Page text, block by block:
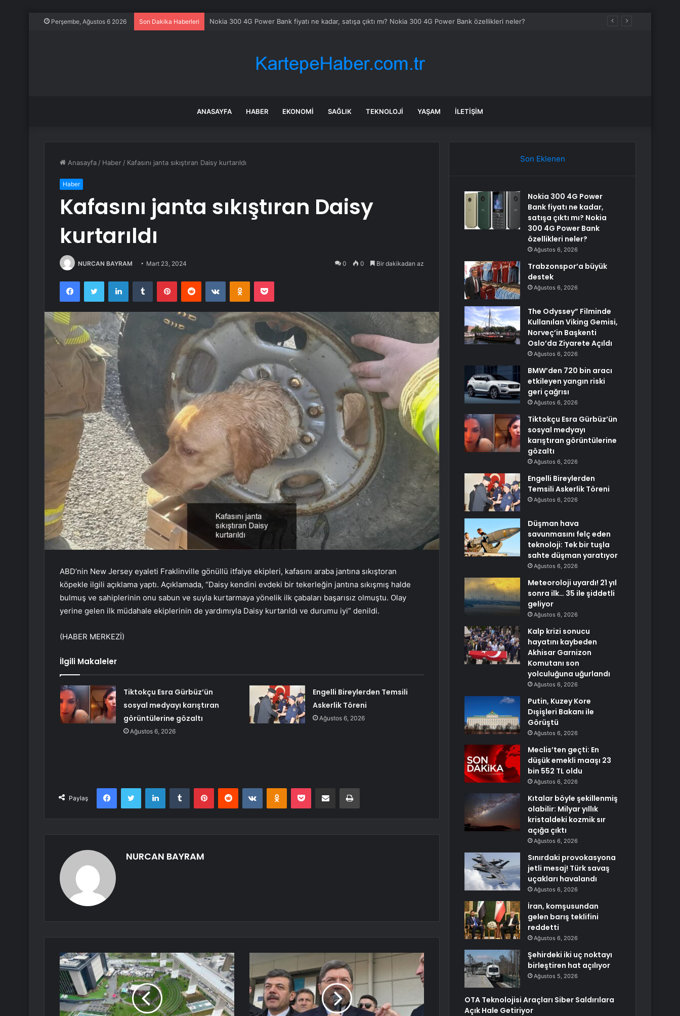
Perşembe, Ağustos 6 2026 Son Dakika Haberleri Trabzonspor’a büyük destek
ANASAYFA HABER EKONOMI SAĞLIK TEKNOLOJI YAŞAM İLETIŞIM
Anasayfa / Haber / Kafasını janta sıkıştıran Daisy kurtarıldı
Haber
Kafasını janta sıkıştıran Daisy
kurtarıldı
NURCAN BAYRAM Mart 23, 2024 0 0 Bir dakikadan az
FacebookTwitter LinkedInTumblr PinterestReddit VKontakteOdnoklassniki
Pocket
ABD’nin New Jersey eyaleti Fraklinville gönüllü itfaiye ekipleri, kafasını araba jantına sıkıştoran
köpekle ilgili açıklama yaptı. Açıklamada, “Daisy kendini evdeki bir tekerleğin jantına sıkışmış halde
bulmuş ve sahiplerinin onu sabun ve suyla kurtarmaya yönelik ilk çabaları başarısız olmuştu. Olay
yerine gelen ilk müdahale ekiplerinin de yardımıyla Daisy kurtarıldı ve durumu iyi” denildi.
(HABER MERKEZİ)
İlgili Makaleler
Tiktokçu Esra Gürbüz’ün
sosyal medyayı karıştıran
görüntülerine gözaltı
Ağustos 6, 2026
Engelli Bireylerden Temsili
Askerlik Töreni
Ağustos 6, 2026
Paylaş
FacebookTwitter LinkedInTumblr PinterestReddit VKontakteOdnoklassniki
Pocket E-Posta ile paylaş Yazdır
NURCAN BAYRAM
Son Eklenen
Nokia 300 4G Power
Bank fiyatı ne kadar,
satışa çıktı mı? Nokia
300 4G Power Bank
özellikleri neler?
Ağustos 6, 2026
Trabzonspor’a büyük
destek
Ağustos 6, 2026
The Odyssey” Filminde
Kullanılan Viking Gemisi,
Norveç’in Başkenti
Oslo’da Ziyarete Açıldı
Ağustos 6, 2026
BMW’den 720 bin aracı
etkileyen yangın riski
geri çağrısı
Ağustos 6, 2026
Tiktokçu Esra Gürbüz’ün
sosyal medyayı
karıştıran görüntülerine
gözaltı
Ağustos 6, 2026
Engelli Bireylerden
Temsili Askerlik Töreni
Ağustos 6, 2026
Düşman hava
savunmasını felç eden
teknoloji: Tek bir tuşla
sahte düşman yaratıyor
Ağustos 6, 2026
Meteoroloji uyardı! 21 yıl
sonra ilk… 35 ile şiddetli
geliyor
Ağustos 6, 2026
Kalp krizi sonucu
hayatını kaybeden
Akhisar Garnizon
Komutanı son
yolculuğuna uğurlandı
Ağustos 6, 2026
Putin, Kuzey Kore
Dışişleri Bakanı ile
Görüştü
Ağustos 6, 2026
Meclis’ten geçti: En
düşük emekli maaşı 23
bin 552 TL oldu
Ağustos 6, 2026
Kıtalar böyle şekillenmiş
olabilir: Milyar yıllık
kristaldeki kozmik sır
açığa çıktı
Ağustos 6, 2026
Sınırdaki provokasyona
jetli mesaj! Türk savaş
uçakları havalandı
Ağustos 6, 2026
İran, komşusundan
gelen barış teklifini
reddetti
Ağustos 6, 2026
Şehirdeki iki uç noktayı
birleştiren hat açılıyor
Ağustos 5, 2026
OTA Teknolojisi Araçları Siber Saldırılara
Açık Hale Getiriyor